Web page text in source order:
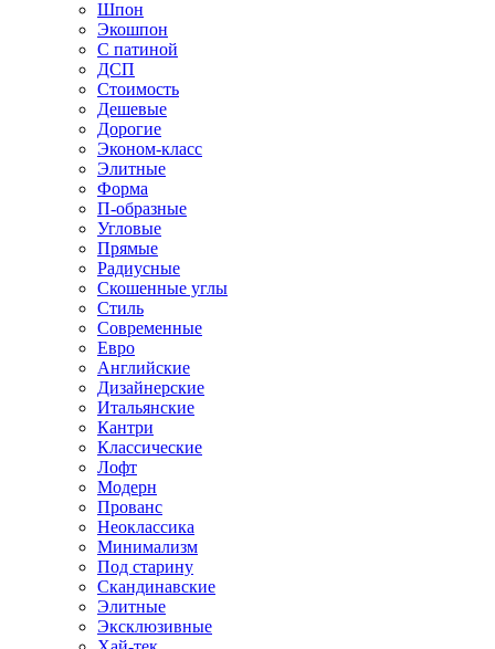
Шпон
Экошпон
С патиной
ДСП
Стоимость
Дешевые
Дорогие
Эконом-класс
Элитные
Форма
П-образные
Угловые
Прямые
Радиусные
Скошенные углы
Стиль
Современные
Евро
Английские
Дизайнерские
Итальянские
Кантри
Классические
Лофт
Модерн
Прованс
Неоклассика
Минимализм
Под старину
Скандинавские
Элитные
Эксклюзивные